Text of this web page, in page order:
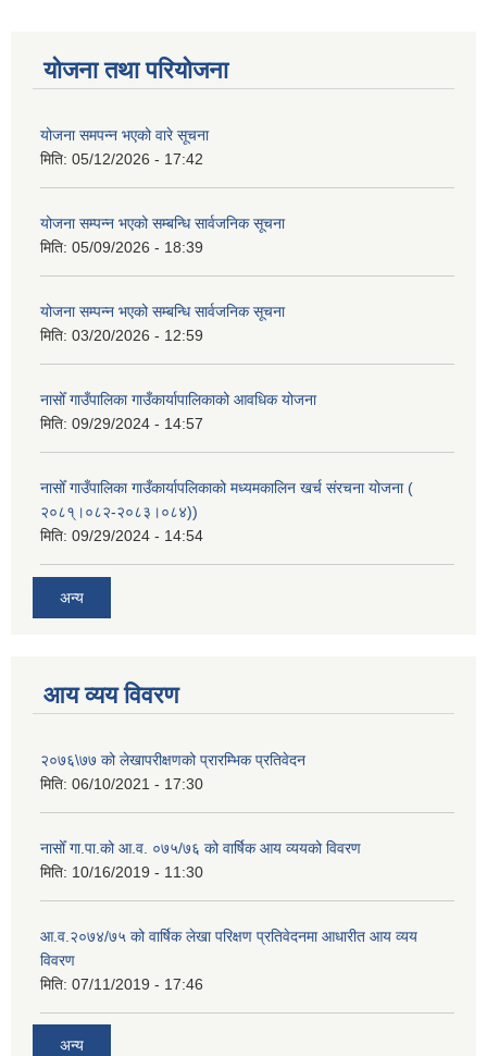
योजना तथा परियोजना
योजना समपन्न भएको वारे सूचना
मिति: 05/12/2026 - 17:42
योजना सम्पन्न भएको सम्बन्धि सार्वजनिक सूचना
मिति: 05/09/2026 - 18:39
योजना सम्पन्न भएको सम्बन्धि सार्वजनिक सूचना
मिति: 03/20/2026 - 12:59
नासोँ गाउँपालिका गाउँकार्यापालिकाको आवधिक योजना
मिति: 09/29/2024 - 14:57
नासोँ गाउँपालिका गाउँकार्यापलिकाको मध्यमकालिन खर्च संरचना योजना (
२०८१्।०८२-२०८३।०८४))
मिति: 09/29/2024 - 14:54
अन्य
आय व्यय विवरण
२०७६\७७ को लेखापरीक्षणको प्रारम्भिक प्रतिवेदन
मिति: 06/10/2021 - 17:30
नासोँ गा.पा.को आ.व. ०७५/७६ को वार्षिक आय व्ययको विवरण
मिति: 10/16/2019 - 11:30
आ.व.२०७४/७५ को वार्षिक लेखा परिक्षण प्रतिवेदनमा आधारीत आय व्यय
विवरण
मिति: 07/11/2019 - 17:46
अन्य